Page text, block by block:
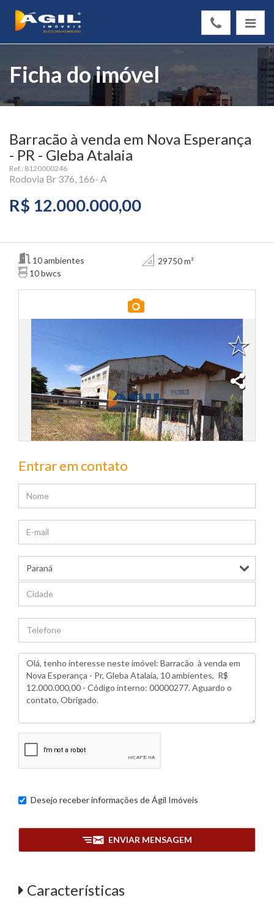
Ficha do imóvel
Barracão à venda em Nova Esperança
- PR - Gleba Atalaia
Ref.: 8120000246
Rodovia Br 376, 166- A
R$ 12.000.000,00
10ambientes
10bwcs
29750 m²
Entrar em contato
Desejo receber informações deÁgil Imóveis
ENVIAR MENSAGEM
Características